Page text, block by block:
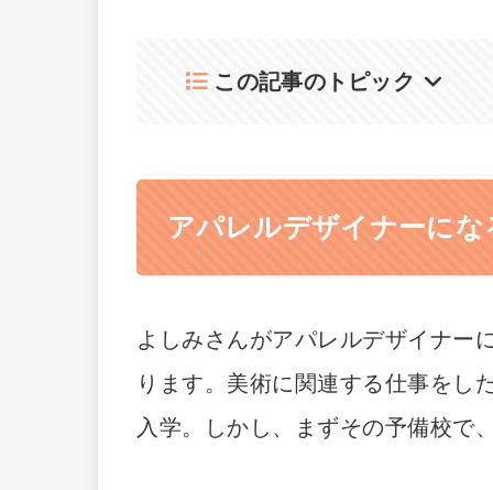
この記事のトピック
アパレルデザイナーに
よしみさんがアパレルデザイナー
ります。美術に関連する仕事をし
入学。しかし、まずその予備校で